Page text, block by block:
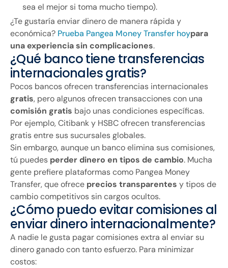
sea el mejor si toma mucho tiempo).
¿Te gustaría enviar dinero de manera rápida y
económica? Prueba Pangea Money Transfer hoypara
una experiencia sin complicaciones.
¿Qué banco tiene transferencias
internacionales gratis?
Pocos bancos ofrecen transferencias internacionales
gratis, pero algunos ofrecen transacciones con una
comisión gratis bajo unas condiciones específicas.
Por ejemplo, Citibank y HSBC ofrecen transferencias
gratis entre sus sucursales globales.
Sin embargo, aunque un banco elimina sus comisiones,
tú puedes perder dinero en tipos de cambio. Mucha
gente prefiere plataformas como Pangea Money
Transfer, que ofrece precios transparentes y tipos de
cambio competitivos sin cargos ocultos.
¿Cómo puedo evitar comisiones al
enviar dinero internacionalmente?
A nadie le gusta pagar comisiones extra al enviar su
dinero ganado con tanto esfuerzo. Para minimizar
costos: